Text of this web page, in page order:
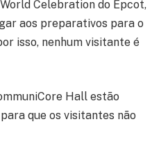
Celebration do Epcot,
aos preparativos para o
isso, nenhum visitante é
Hall estão
que os visitantes não